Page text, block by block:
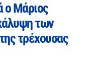
ο Μάριος
των
τρέχουσας